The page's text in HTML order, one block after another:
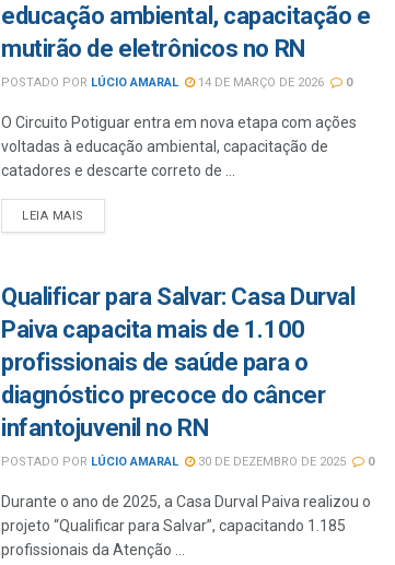
educação ambiental, capacitação e
mutirão de eletrônicos no RN
POSTADO POR LÚCIO AMARAL 14 DE MARÇO DE 2026 0
O Circuito Potiguar entra em nova etapa com ações
voltadas à educação ambiental, capacitação de
catadores e descarte correto de ...
LEIA MAIS
Qualificar para Salvar: Casa Durval
Paiva capacita mais de 1.100
profissionais de saúde para o
diagnóstico precoce do câncer
infantojuvenil no RN
POSTADO POR LÚCIO AMARAL 30 DE DEZEMBRO DE 2025 0
Durante o ano de 2025, a Casa Durval Paiva realizou o
projeto “Qualificar para Salvar”, capacitando 1.185
profissionais da Atenção ...